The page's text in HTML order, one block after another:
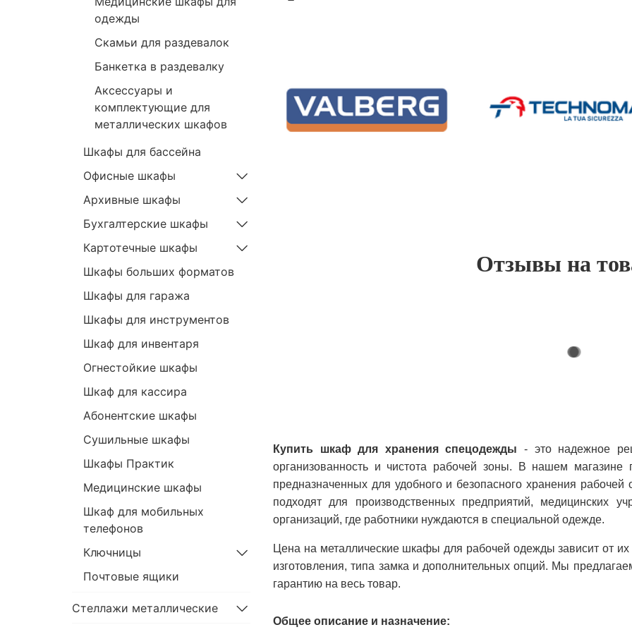
Отзывы на
Купить шкаф для хранения спецодежды - это надежное
организованность и чистота рабочей зоны. В нашем магазине
предназначенных для удобного и безопасного хранения
подходят для производственных предприятий, медицинских
организаций, где работники нуждаются в специальной одежде.
Цена на металлические шкафы для рабочей одежды зависит от их
изготовления, типа замка и дополнительных опций. Мы
гарантию на весь товар.
Общее описание и назначение:
одежды
Скамьи для раздевалок
Банкетка в раздевалку
Аксессуары и
комплектующие для
металлических шкафов
Шкафы для бассейна
Офисные шкафы
Архивные шкафы
Бухгалтерские шкафы
Картотечные шкафы
Шкафы больших форматов
Шкафы для гаража
Шкафы для инструментов
Шкаф для инвентаря
Огнестойкие шкафы
Шкаф для кассира
Абонентские шкафы
Сушильные шкафы
Шкафы Практик
Медицинские шкафы
Шкаф для мобильных
телефонов
Ключницы
Почтовые ящики
Стеллажи металлические